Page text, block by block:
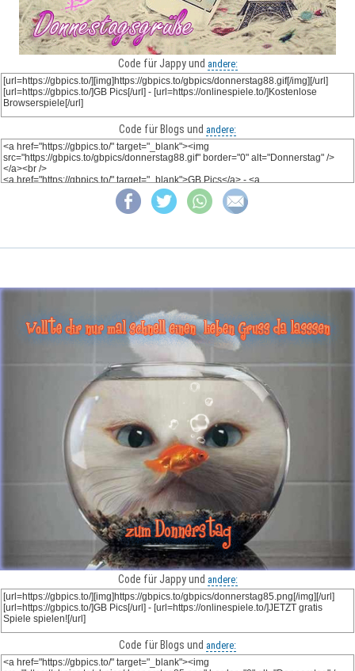
Code für Jappy und andere:
Code für Blogs und andere:
Code für Jappy und andere:
Code für Blogs und andere: